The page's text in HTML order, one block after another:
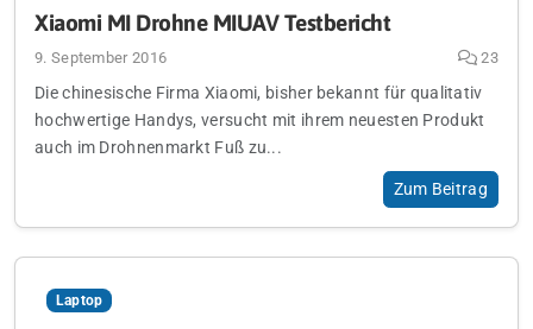
Xiaomi MI Drohne MIUAV Testbericht
9. September 2016 23
Die chinesische Firma Xiaomi, bisher bekannt für qualitativ
hochwertige Handys, versucht mit ihrem neuesten Produkt
auch im Drohnenmarkt Fuß zu...
Zum Beitrag
Laptop